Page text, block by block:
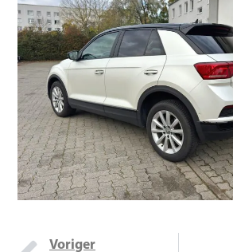
Voriger